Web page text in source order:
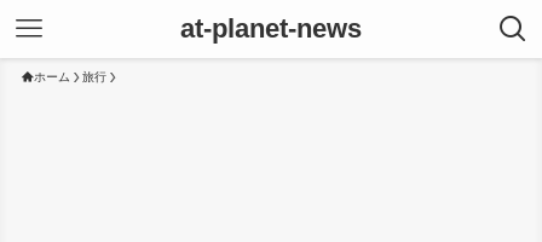
at-planet-news
ホーム 旅行